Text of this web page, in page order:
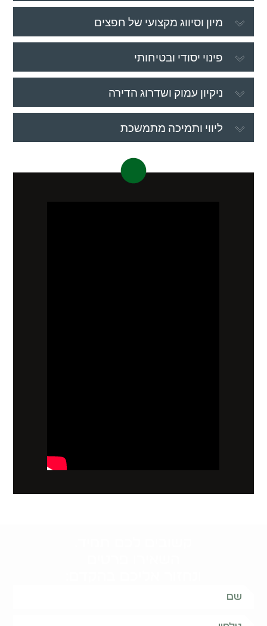
מיון וסיווג מקצועי של חפצים
פינוי יסודי ובטיחותי
ניקיון עמוק ושדרוג הדירה
ליווי ותמיכה מתמשכת